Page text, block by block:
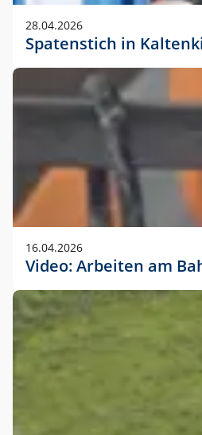
28.04.2026
Spatenstich in
16.04.2026
Video: Arbeiten am